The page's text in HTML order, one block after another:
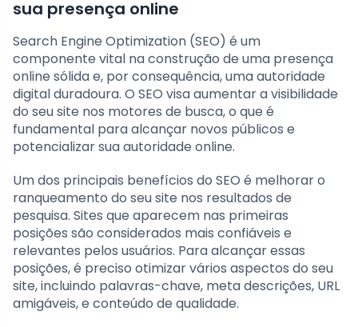
sua presença online
Search Engine Optimization (SEO) é um
componente vital na construção de uma presença
online sólida e, por consequência, uma autoridade
digital duradoura. O SEO visa aumentar a visibilidade
do seu site nos motores de busca, o que é
fundamental para alcançar novos públicos e
potencializar sua autoridade online.
Um dos principais benefícios do SEO é melhorar o
ranqueamento do seu site nos resultados de
pesquisa. Sites que aparecem nas primeiras
posições são considerados mais confiáveis e
relevantes pelos usuários. Para alcançar essas
posições, é preciso otimizar vários aspectos do seu
site, incluindo palavras-chave, meta descrições, URL
amigáveis, e conteúdo de qualidade.